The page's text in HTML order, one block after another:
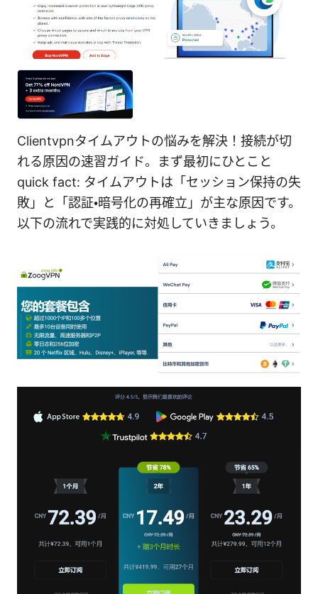
Clientvpnタイムアウトの悩みを解決！接続が切
れる原因の速習ガイド。まず最初にひとこと
quick fact: タイムアウトは「セッション保持の失
敗」と「認証・暗号化の再確立」が主な原因です。
以下の流れで実践的に対処していきましょう。